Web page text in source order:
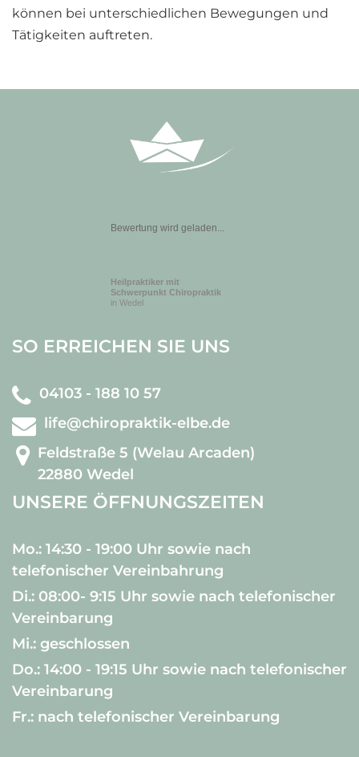
können bei unterschiedlichen Bewegungen und
Tätigkeiten auftreten.
Bewertung wird geladen...
Heilpraktiker mit
Schwerpunkt Chiropraktik
in Wedel
SO ERREICHEN SIE UNS
04103 - 188 10 57
life@chiropraktik-elbe.de
Feldstraße 5 (Welau Arcaden)
22880 Wedel
UNSERE ÖFFNUNGSZEITEN
Mo.: 14:30 - 19:00 Uhr sowie nach
telefonischer Vereinbahrung
Di.: 08:00- 9:15 Uhr sowie nach telefonischer
Vereinbarung
Mi.: geschlossen
Do.: 14:00 - 19:15 Uhr sowie nach telefonischer
Vereinbarung
Fr.: nach telefonischer Vereinbarung